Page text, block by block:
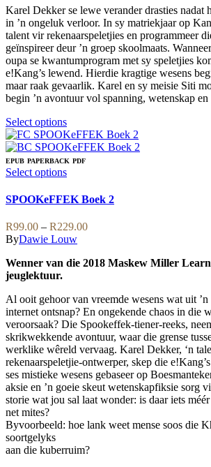
on
the
product
page
Karel Dekker se lewe verander drasties nadat
in ’n ongeluk verloor. In sy matriekjaar op
talent vir rekenaarspeletjies en programmeer
geïnspireer deur ’n groep skoolmaats.
oupa se kwantumprogram met sy speletjies
e!Kang’s lewend. Hierdie kragtige wesens
maar raak gevaarlik. Karel en sy meisie Siti
begin ’n avontuur vol spanning, wetenskap
Select optionsThis
product
has
multiple
variants.
options
be
chosen
on
the
EPUB PAPERBACK PDF
Select optionsThis
has
variants.
The
options
may
on
the
product
page
SPOOKeFFEK Boek 2
R99.00 – R229.00Price
through
ByDawie Louw
Wenner van die 2018 Maskew Miller
jeuglektuur.
Al ooit gehoor van vreemde wesens wat uit
internet ontsnap? En ongekende chaos in die
veroorsaak? Die Spookeffek-tiener-reeks,
skrikwekkende avontuur, waar die grense
werklike wêreld vervaag. Karel Dekker, ‘n
rekenaarspeletjie-ontwerper, skep die
ses mistieke wesens gebaseer op
aksie en ’n goeie skeut wetenskapfiksie sorg
storie wat jou sal laat wonder: is daar iets
net mites?
Byvoorbeeld: hoe lank weet mense soos die
soortgelyks
aan die kuberruim?